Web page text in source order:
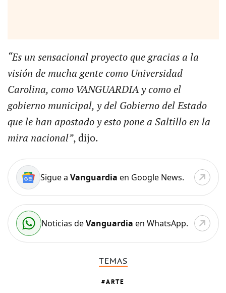
“Es un sensacional proyecto que gracias a la
visión de mucha gente como Universidad
Carolina, como VANGUARDIA y como el
gobierno municipal, y del Gobierno del Estado
que le han apostado y esto pone a Saltillo en la
mira nacional”, dijo.
Sigue a Vanguardia en Google News.
Noticias deVanguardia en WhatsApp.
TEMAS
ARTE